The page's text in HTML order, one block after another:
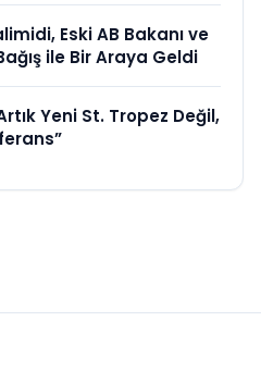
Eski AB Bakanı ve
ile Bir Araya Geldi
Yeni St. Tropez Değil,